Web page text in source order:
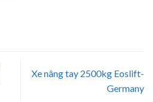
Xe nâng tay 2500kg Eoslift-
Germany